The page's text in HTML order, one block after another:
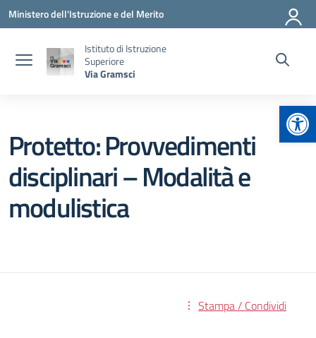
Vai ai contenuti
Vai al menu di navigazione
Vai al footer
Ministero dell'Istruzione e del Merito
Istituto di Istruzione
Superiore
Via Gramsci
Protetto: Provvedimenti
disciplinari – Modalità e
modulistica
Stampa / Condividi